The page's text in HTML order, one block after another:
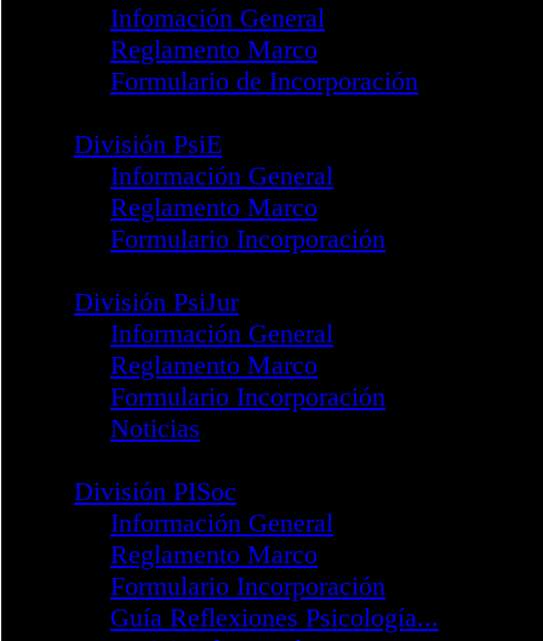
Folleto Informativo
Reglamento Marco
Boletín Informativo
División PACFD
Infomación General
Reglamento Marco
Formulario Incorporación
División PTORH
Infomación General
Reglamento Marco
Formulario de